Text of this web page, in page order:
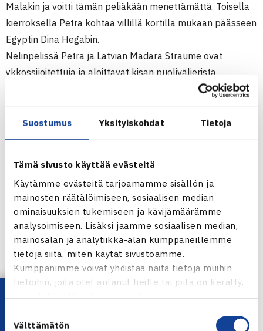
Suostumus Yksityiskohdat Tietoja
Tämä sivusto käyttää evästeitä
Käytämme evästeitä tarjoamamme sisällön ja
mainosten räätälöimiseen, sosiaalisen median
ominaisuuksien tukemiseen ja kävijämäärämme
analysoimiseen. Lisäksi jaamme sosiaalisen median,
mainosalan ja analytiikka-alan kumppaneillemme
tietoja siitä, miten käytät sivustoamme.
Kumppanimme voivat yhdistää näitä tietoja muihin
tietoihin, joita olet antanut heille tai joita on kerätty,
kun olet käyttänyt heidän palvelujaan.
valinta
Välttämätön
Malakin ja voitti tämän peliäkään menettämättä. Toisella
kierroksella Petra kohtaa villillä kortilla mukaan päässeen
Egyptin Dina Hegabin.
Nelinpelissä Petra ja Latvian Madara Straume ovat
ykkössijoitettuja ja aloittavat kisan puolivälieristä.
ensimmäisen kisan Petra aloitti karsintojen toiselta
kierrokselta ja toisen pääsarjasta. Kummasssakin kisassa
Kakkoskisassa Petra ja Unkarin Lilla Barzo etenivät
tyttöjen nelinpelissä aina loppuotteluun asti, jossa kokivat
niukan tappion turkkilaisparille Basak Eraydin/Ipek Soylu.
Kairon juniorien ITF-turnaus verkossa
Petra Piirtola
Jaa: